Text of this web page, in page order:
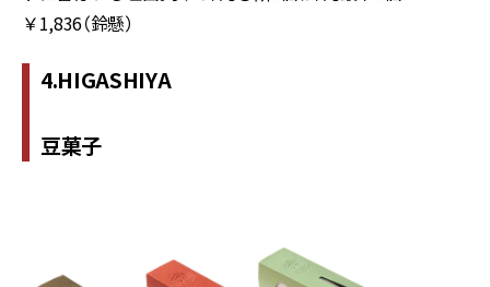
￥1,836（鈴懸）
4.HIGASHIYA
豆菓子